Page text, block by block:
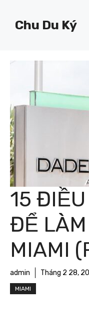
Chu Du Ký
15
ĐỂ
MIAMI
admin Tháng 2 28,
MIAMI